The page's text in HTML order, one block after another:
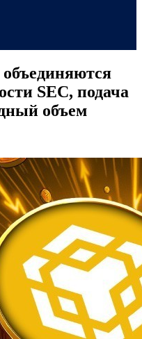
SEC, подача
объем